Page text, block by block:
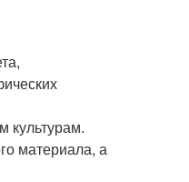
культурам.
материала, а